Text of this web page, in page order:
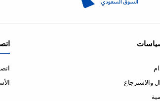
والاسترجاع